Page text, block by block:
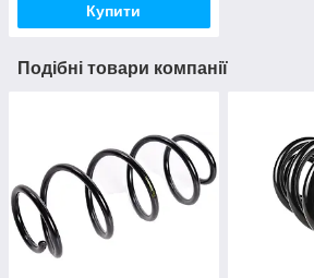
Купити
Подібні товари компанії